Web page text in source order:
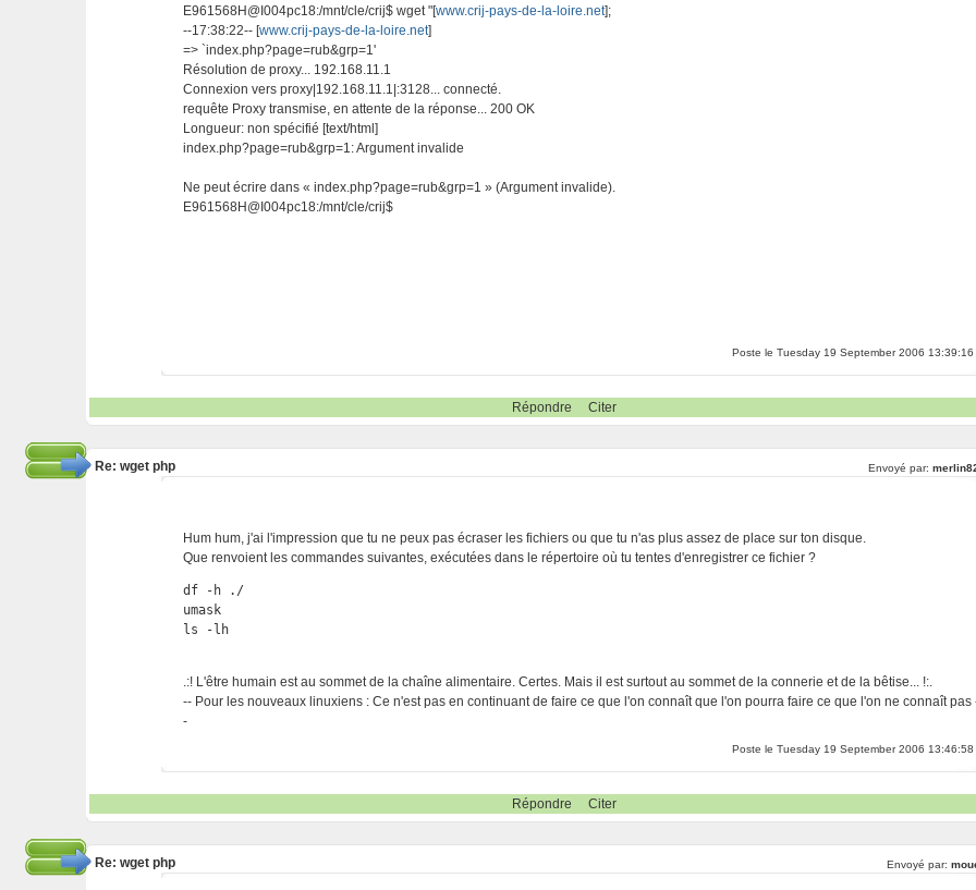
E961568H@I004pc18:/mnt/cle/crij$ wget "[www.crij-pays-de-la-loire.net];
--17:38:22-- [www.crij-pays-de-la-loire.net]
=> `index.php?page=rub&grp=1'
Résolution de proxy... 192.168.11.1
Connexion vers proxy|192.168.11.1|:3128... connecté.
requête Proxy transmise, en attente de la réponse... 200 OK
Longueur: non spécifié [text/html]
index.php?page=rub&grp=1: Argument invalide
Ne peut écrire dans « index.php?page=rub&grp=1 » (Argument invalide).
E961568H@I004pc18:/mnt/cle/crij$
Poste le Tuesday 19 September 2006 13:39:16
Répondre Citer
Re: wget php Envoyé par:
Hum hum, j'ai l'impression que tu ne peux pas écraser les fichiers ou que tu n'as plus assez de place sur ton disque.
Que renvoient les commandes suivantes, exécutées dans le répertoire où tu tentes d'enregistrer ce fichier ?
df -h ./
umask
ls -lh
.:! L'être humain est au sommet de la chaîne alimentaire. Certes. Mais il est surtout au sommet de la connerie et de la bêtise... !:.
-- Pour les nouveaux linuxiens : Ce n'est pas en continuant de faire ce que l'on connaît que l'on pourra faire ce que l'on ne connaît pas
-
Poste le Tuesday 19 September 2006 13:46:58
Répondre Citer
Re: wget php Envoyé par: